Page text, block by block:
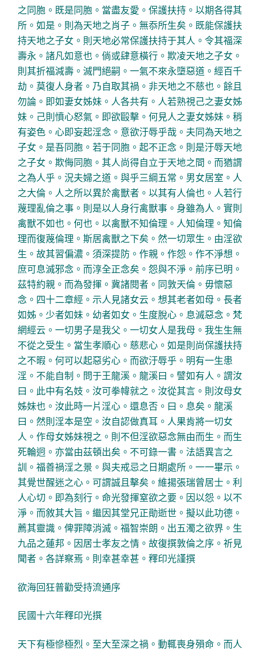
之同胞。既是同胞。當盡友愛。保護扶持。以期各得其
所。如是。則為天地之肖子。無忝所生矣。既能保護扶
持天地之子女。則天地必常保護扶持于其人。令其福深
壽永。諸凡如意也。倘或肆意橫行。欺凌天地之子女。
則其折福減壽。滅門絕嗣。一氣不來永墮惡道。經百千
劫。莫復人身者。乃自取其禍。非天地之不慈也。餘且
勿論。即如妻女姊妹。人各共有。人若熟視己之妻女姊
妹。己則憤心怒氣。即欲毆擊。何見人之妻女姊妹。稍
有姿色。心即妄起淫念。意欲汙辱乎哉。夫同為天地之
子女。是吾同胞。若于同胞。起不正念。則是汙辱天地
之子女。欺侮同胞。其人尚得自立于天地之間。而猶謂
之為人乎。況夫婦之道。與乎三綱五常。男女居室。人
之大倫。人之所以異於禽獸者。以其有人倫也。人若行
蔑理亂倫之事。則是以人身行禽獸事。身雖為人。實則
禽獸不如也。何也。以禽獸不知倫理。人知倫理。知倫
理而復蔑倫理。斯居禽獸之下矣。然一切眾生。由淫欲
生。故其習偏濃。須深提防。作親。作怨。作不淨想。
庶可息滅邪念。而淳全正念矣。怨與不淨。前序已明。
茲特約親。而為發揮。冀諸閱者。同敦天倫。毋懷惡
念。四十二章經。示人見諸女云。想其老者如母。長者
如姊。少者如妹。幼者如女。生度脫心。息滅惡念。梵
網經云。一切男子是我父。一切女人是我母。我生生無
不從之受生。當生孝順心。慈悲心。如是則尚保護扶持
之不暇。何可以起惡劣心。而欲汙辱乎。明有一生患
淫。不能自制。問于王龍溪。龍溪曰。譬如有人。謂汝
曰。此中有名妓。汝可拳幃就之。汝從其言。則汝母女
姊妹也。汝此時一片淫心。還息否。曰。息矣。龍溪
曰。然則淫本是空。汝自認做真耳。人果肯將一切女
人。作母女姊妹視之。則不但淫欲惡念無由而生。而生
死輪迥。亦當由茲頓出矣。不可錄一書。法語異言之
訓。福善禍淫之景。與夫戒忌之日期處所。一一畢示。
其覺世醒迷之心。可謂誠且擊矣。維揚張瑞曾居士。利
人心切。即為刻行。命光發揮窒欲之要。因以怨。以不
淨。而敘其大旨。繼因其堂兄正勛逝世。擬以此功德。
薦其靈識。俾罪障消滅。福智崇朗。出五濁之欲界。生
九品之蓮邦。因居士孝友之情。故復撰敦倫之序。祈見
聞者。各詳察焉。則幸甚幸甚。釋印光謹撰
欲海回狂普勸受持流通序
民國十六年釋印光撰
天下有極慘極烈。至大至深之禍。動輒喪身殞命。而人